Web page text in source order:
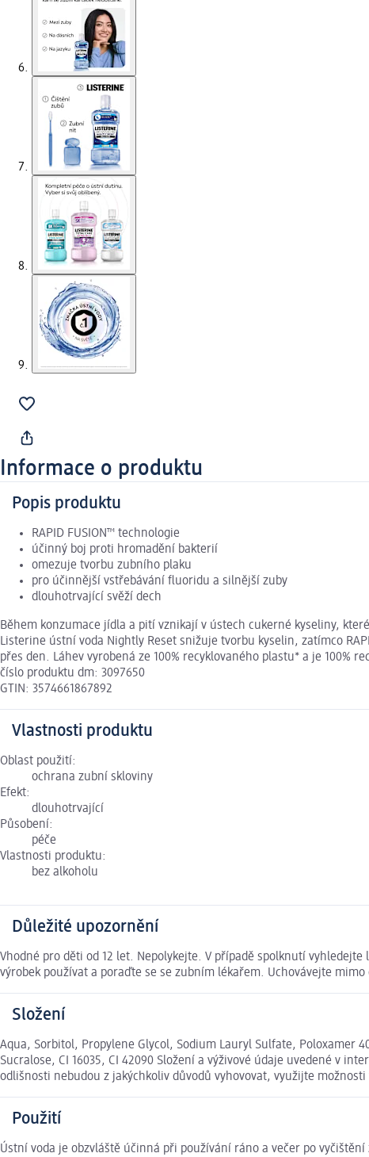
Informace o produktu
Popis produktu
RAPID FUSION™ technologie
účinný boj proti hromadění bakterií
omezuje tvorbu zubního plaku
pro účinnější vstřebávání fluoridu a silnější zuby
dlouhotrvající svěží dech
Během konzumace jídla a pití vznikají v ústech cukerné kyseliny,
Listerine ústní voda Nightly Reset snižuje tvorbu kyselin, zatímco
přes den. Láhev vyrobená ze 100% recyklovaného plastu* a je
číslo produktu dm: 3097650
GTIN: 3574661867892
Vlastnosti produktu
Oblast použití:
ochrana zubní skloviny
Efekt:
dlouhotrvající
Působení:
péče
Vlastnosti produktu:
bez alkoholu
Důležité upozornění
Vhodné pro děti od 12 let. Nepolykejte. V případě spolknutí
výrobek používat a poraďte se se zubním lékařem. Uchovávejte mimo
Složení
Aqua, Sorbitol, Propylene Glycol, Sodium Lauryl Sulfate, Poloxamer
Sucralose, CI 16035, CI 42090 Složení a výživové údaje uvedené v
odlišnosti nebudou z jakýchkoliv důvodů vyhovovat, využijte
Použití
Ústní voda je obzvláště účinná při používání ráno a večer po